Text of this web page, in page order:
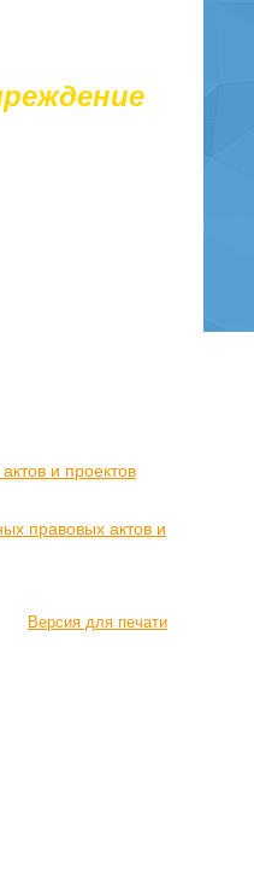
и проектов
правовых актов и
Версия для печати